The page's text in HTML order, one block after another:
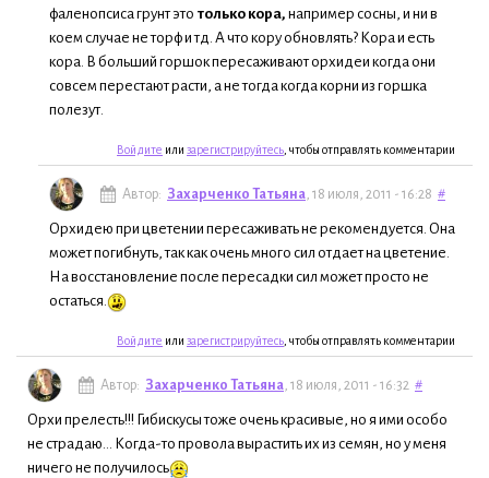
фаленопсиса грунт это только кора, например сосны, и ни в
коем случае не торф и тд. А что кору обновлять? Кора и есть
кора. В больший горшок пересаживают орхидеи когда они
совсем перестают расти, а не тогда когда корни из горшка
полезут.
Войдите или зарегистрируйтесь , чтобы отправлять комментарии
Автор: Захарченко Татьяна , 18 июля, 2011 - 16:28 #
Орхидею при цветении пересаживать не рекомендуется. Она
может погибнуть, так как очень много сил отдает на цветение.
На восстановление после пересадки сил может просто не
остаться.
Войдите или зарегистрируйтесь , чтобы отправлять комментарии
Автор: Захарченко Татьяна , 18 июля, 2011 - 16:32 #
Орхи прелесть!!! Гибискусы тоже очень красивые, но я ими особо
не страдаю... Когда-то провола вырастить их из семян, но у меня
ничего не получилось